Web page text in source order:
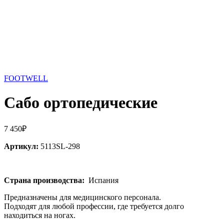
FOOTWELL
Сабо ортопедические
7 450₽
Артикул: 5113SL-298
Страна производства: Испания
Предназначены для медицинского персонала.
Подходят для любой профессии, где требуется долго
находиться на ногах.